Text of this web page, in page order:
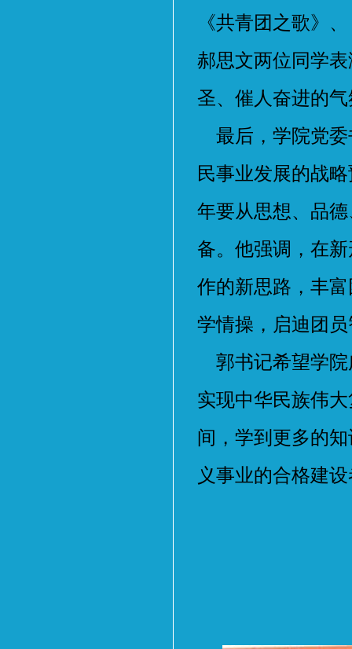
《共青团之歌》
郝思文两位同学
圣、催人奋进的
最后，学院党委
民事业发展的战
年要从思想、品
备。他强调，在
作的新思路，丰
学情操，启迪团
郭书记希望学院
实现中华民族伟
间，学到更多的
义事业的合格建